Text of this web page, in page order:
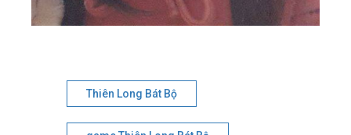
Thiên Long Bát Bộ